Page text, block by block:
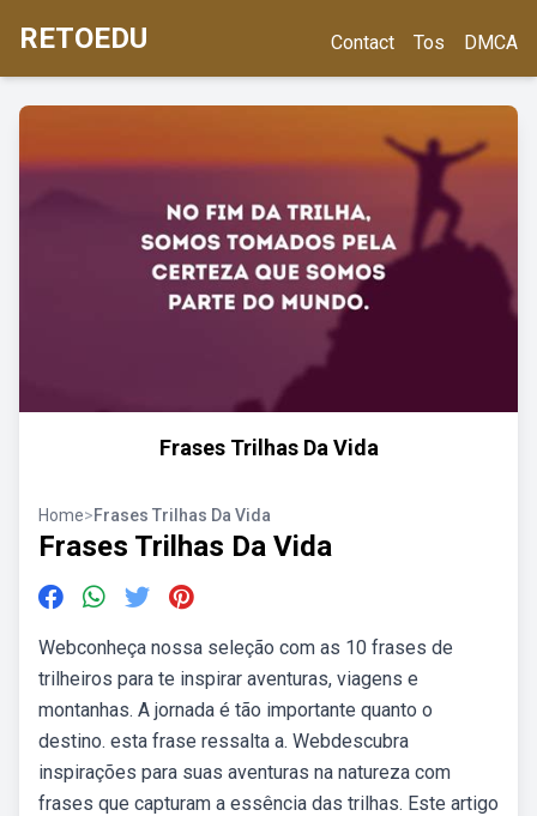
RETOEDU Contact Tos DMCA
Frases Trilhas Da Vida
Home>Frases Trilhas Da Vida
Frases Trilhas Da Vida
Webconheça nossa seleção com as 10 frases de
trilheiros para te inspirar aventuras, viagens e
montanhas. A jornada é tão importante quanto o
destino. esta frase ressalta a. Webdescubra
inspirações para suas aventuras na natureza com
frases que capturam a essência das trilhas. Este artigo